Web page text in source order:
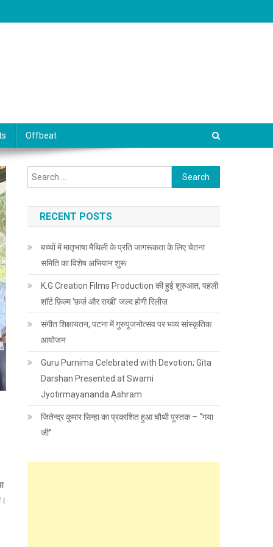
Offbeat
Search for:
RECENT POSTS
बच्चों में मातृभाषा मैथिली के प्रति जागरूकता के लिए चेतना
समिति का विशेष अभियान शुरू
K.G Creation Films Production की हुई शुरुआत, पहली
शॉर्ट फ़िल्म ‘फ़र्ज़ और राखी’ जल्द होगी रिलीज़
संगीत शिक्षायतन, पटना में गुरुपूजनोत्सव पर भव्य सांस्कृतिक
आयोजन
Guru Purnima Celebrated with Devotion; Gita
Darshan Presented at Swami
Jyotirmayananda Ashram
जितेन्द्र कुमार सिन्हा का प्रकाशित हुआ चौथी पुस्तक – “गया
जी”